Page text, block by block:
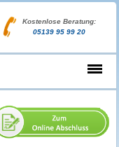
Kostenlose Beratung:
05139 95 99 20